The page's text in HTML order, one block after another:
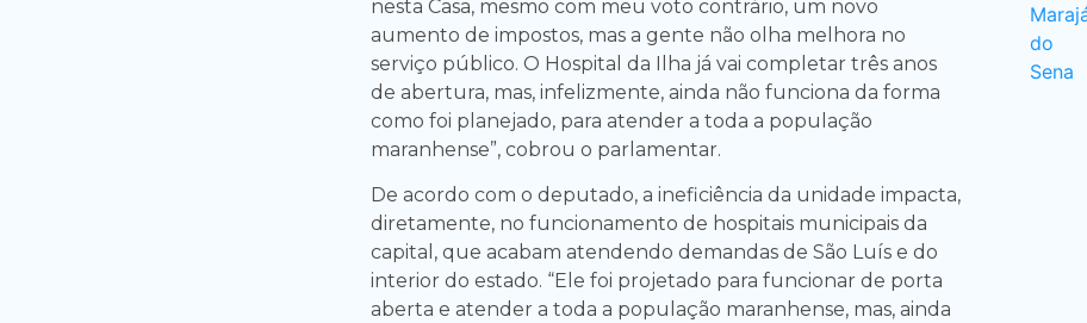
nesta Casa, mesmo com meu voto contrário, um novo
aumento de impostos, mas a gente não olha melhora no
serviço público. O Hospital da Ilha já vai completar três anos
de abertura, mas, infelizmente, ainda não funciona da forma
como foi planejado, para atender a toda a população
maranhense”, cobrou o parlamentar.
De acordo com o deputado, a ineficiência da unidade impacta,
diretamente, no funcionamento de hospitais municipais da
capital, que acabam atendendo demandas de São Luís e do
interior do estado. “Ele foi projetado para funcionar de porta
aberta e atender a toda a população maranhense, mas, ainda